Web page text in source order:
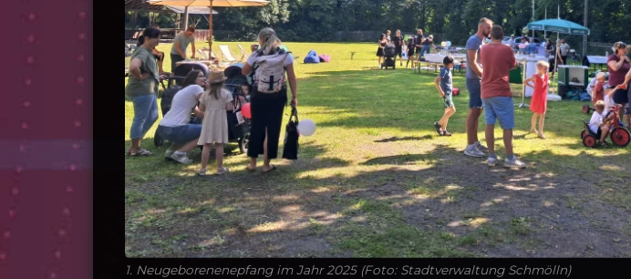
1. Neugeborenenepfang im Jahr 2025 (Foto: Stadtverwaltung Schmölln)